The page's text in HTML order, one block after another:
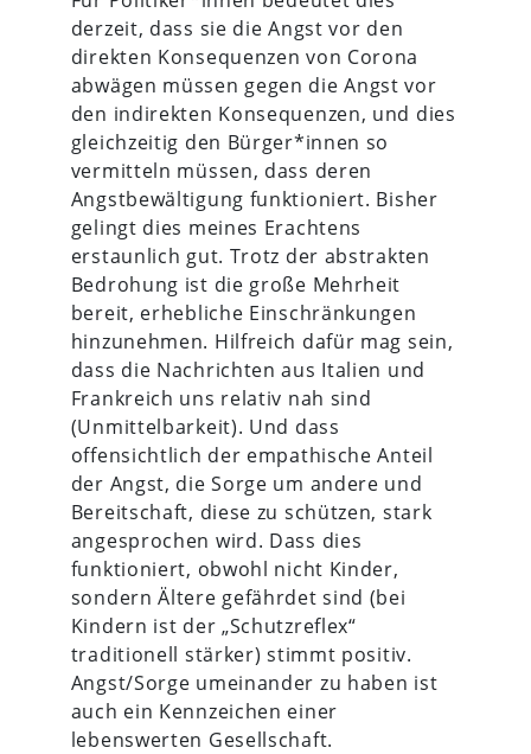
derzeit, dass sie die Angst vor den
direkten Konsequenzen von Corona
abwägen müssen gegen die Angst vor
den indirekten Konsequenzen, und dies
gleichzeitig den Bürger*innen so
vermitteln müssen, dass deren
Angstbewältigung funktioniert. Bisher
gelingt dies meines Erachtens
erstaunlich gut. Trotz der abstrakten
Bedrohung ist die große Mehrheit
bereit, erhebliche Einschränkungen
hinzunehmen. Hilfreich dafür mag sein,
dass die Nachrichten aus Italien und
Frankreich uns relativ nah sind
(Unmittelbarkeit). Und dass
offensichtlich der empathische Anteil
der Angst, die Sorge um andere und
Bereitschaft, diese zu schützen, stark
angesprochen wird. Dass dies
funktioniert, obwohl nicht Kinder,
sondern Ältere gefährdet sind (bei
Kindern ist der „Schutzreflex“
traditionell stärker) stimmt positiv.
Angst/Sorge umeinander zu haben ist
auch ein Kennzeichen einer
lebenswerten Gesellschaft.